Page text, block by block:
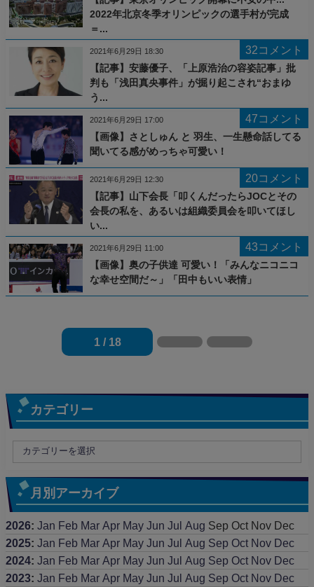
2022年北京冬季オリンピックの選手村が完成
＝...
32コメント
【記事】安藤優子、「上原浩治の容姿記事」批
判も「浅田真央事件」が掘り起こされ“おまゆ
う...
2021年6月29日 18:30
47コメント
【画像】さとしゅん と 羽生、一生懸命話してる
聞いてる感がめっちゃ可愛い！
2021年6月29日 17:00
20コメント
【記事】山下会長「叩くんだったらJOCとその
会長の私を、あるいは組織委員会を叩いてほし
い...
2021年6月29日 12:30
43コメント
【画像】奥の子供達 可愛い！「みんなニコニコ
な幸せ空間だ～」「田中もいい表情」
2021年6月29日 11:00
1 / 18
カテゴリー
月別アーカイブ
2026: Jan Feb Mar Apr May Jun Jul Aug Sep Oct Nov Dec
2025: Jan Feb Mar Apr May Jun Jul Aug Sep Oct Nov Dec
2024: Jan Feb Mar Apr May Jun Jul Aug Sep Oct Nov Dec
2023: Jan Feb Mar Apr May Jun Jul Aug Sep Oct Nov Dec